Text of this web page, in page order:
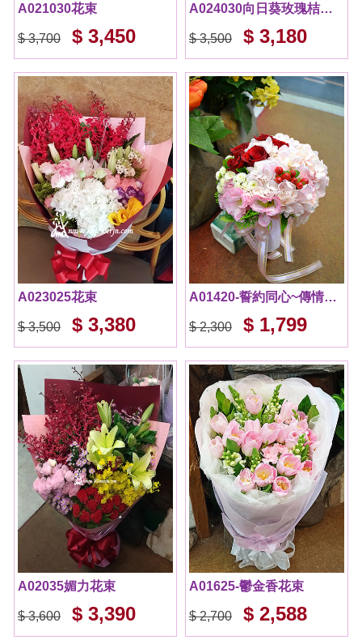
A021030花束
$ 3,700 $ 3,450
A024030向日葵玫瑰桔梗百合組合花束
$ 3,500 $ 3,180
A023025花束
$ 3,500 $ 3,380
A01420-誓約同心~傳情花束
$ 2,300 $ 1,799
A02035媚力花束
$ 3,600 $ 3,390
A01625-鬱金香花束
$ 2,700 $ 2,588